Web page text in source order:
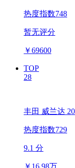
热度指数748
暂无评分
￥69600
TOP
28
丰田 威兰达
热度指数729
9.1 分
￥ 16.98万